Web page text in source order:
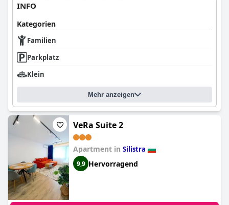
INFO
Kategorien
Familien
Parkplatz
Klein
Mehr anzeigen
VeRa Suite 2
Apartment in Silistra
9,9 Hervorragend